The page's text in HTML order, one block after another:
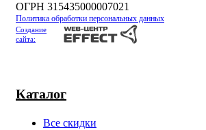
Каталог
Все скидки
ОГРН 315435000007021
Политика обработки персональных данных
Создание
сайта: